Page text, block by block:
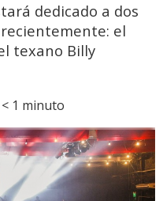
dedicado a dos
el
texano Billy
< 1 minuto